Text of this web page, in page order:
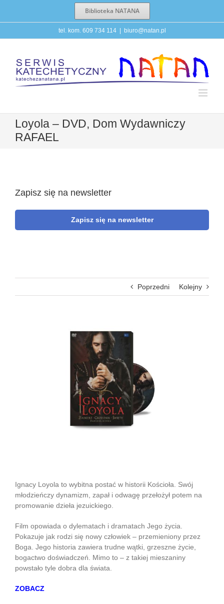
Biblioteka NATANA
tel. kom. 609 734 114 biuro@natan.pl
Loyola – DVD, Dom Wydawniczy
RAFAEL
Poprzedni Kolejny
Ignacy Loyola to wybitna postać w historii Kościoła. Swój
młodzieńczy dynamizm, zapał i odwagę przełożył potem na
promowanie dzieła jezuickiego.
Film opowiada o dylematach i dramatach Jego życia.
Pokazuje jak rodzi się nowy człowiek – przemieniony przez
Boga. Jego historia zawiera trudne wątki, grzeszne życie,
bogactwo doświadczeń. Mimo to – z takiej mieszaniny
powstało tyle dobra dla świata.
ZOBACZ
Zapisz się na newsletter
Zapisz się na newsletter